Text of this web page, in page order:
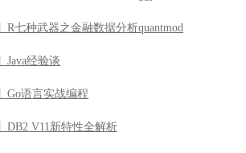
R七种武器之金融数据分析quantmod
Java经验谈
Go语言实战编程
DB2 V11新特性全解析